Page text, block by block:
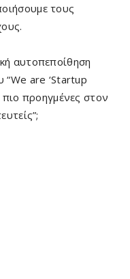
τους
αυτοπεποίθηση
“We are ‘Startup
πιο προηγμένες στον